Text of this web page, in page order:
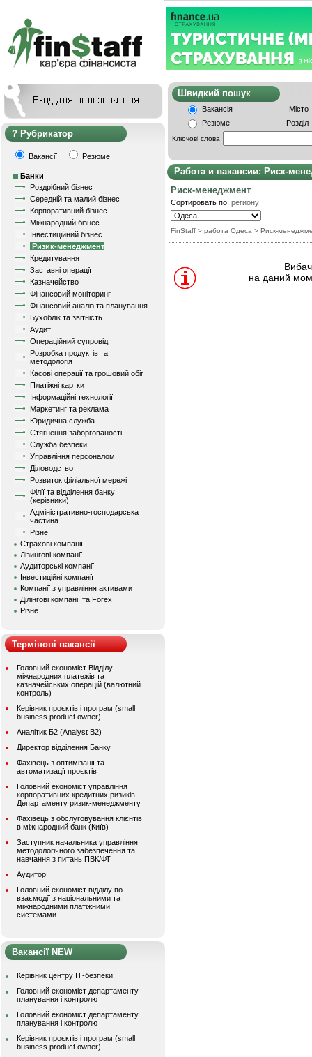
Рубрикатор
Вакансії Резюме
Банки
Роздрібний бізнес
Середній та малий бізнес
Корпоративний бізнес
Міжнародний бізнес
Інвестиційний бізнес
Ризик-менеджмент
Кредитування
Заставні операції
Казначейство
Фінансовий моніторинг
Фінансовий аналіз та планування
Бухоблік та звітність
Аудит
Операційний супровід
Розробка продуктів та
методологія
Касові операції та грошовий обіг
Платіжні картки
Інформаційні технології
Маркетинг та реклама
Юридична служба
Стягнення заборгованості
Служба безпеки
Управління персоналом
Діловодство
Розвиток філіальної мережі
Філії та відділення банку
(керівники)
Адміністративно-господарська
частина
Різне
Страхові компанії
Лізингові компанії
Аудиторські компанії
Інвестиційні компанії
Компанії з управління активами
Ділінгові компанії та Forex
Різне
Термінові вакансії
Головний економіст Відділу
міжнародних платежів та
казначейських операцій (валютний
контроль)
Керівник проєктів і програм (small
business product owner)
Аналітик Б2 (Analyst B2)
Директор відділення Банку
Фахівець з оптимізації та
автоматизації проєктів
Головний економіст управління
корпоративних кредитних ризиків
Департаменту ризик-менеджменту
Фахівець з обслуговування клієнтів
в міжнародний банк (Київ)
Заступник начальника управління
методологічного забезпечення та
навчання з питань ПВК/ФТ
Аудитор
Головний економіст відділу по
взаємодії з національними та
міжнародними платіжними
системами
Вакансії NEW
Керівник центру ІТ-безпеки
Головний економіст департаменту
планування і контролю
Головний економіст департаменту
планування і контролю
Керівник проєктів і програм (small
business product owner)
Швидкий
Вакансія
Місто
Резюме
Розділ
Ключові слова
Работа и вакансии: Риск-
Риск-менеджмент
Сортировать по: региону
FinStaff > работа Одеса > Риск-
на даний